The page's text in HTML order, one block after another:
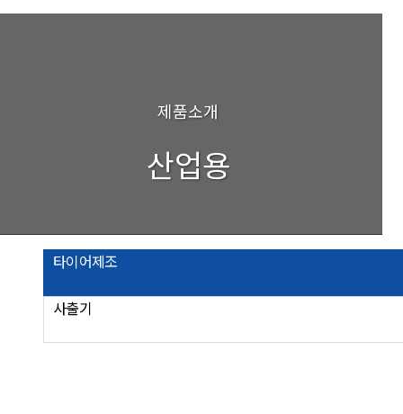
제품소개
산업용
타이어제조
사출기